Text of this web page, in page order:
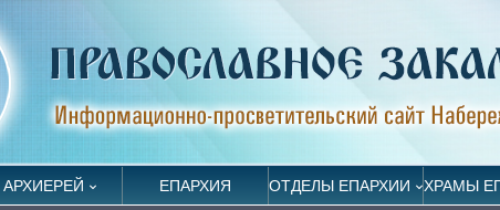
АРХИЕРЕЙ ЕПАРХИЯ ОТДЕЛЫ ЕПАРХИИ ХРАМЫ